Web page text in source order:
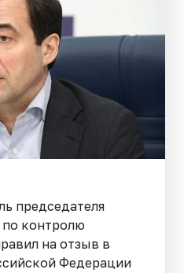
председателя
контролю
на отзыв в
Федерации